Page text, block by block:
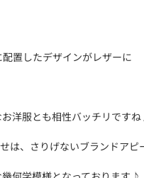
置したデザインがレザーに
洋服とも相性バッチリです
、さりげないブランドアピ